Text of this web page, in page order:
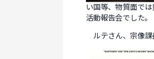
い国等、物質面で
活動報告会でした。
ルテさん、宗像課